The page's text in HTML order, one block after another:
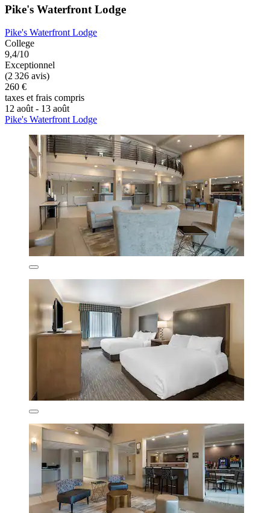
Pike's Waterfront Lodge
Pike's Waterfront Lodge
College
9,4/10
Exceptionnel
(2 326 avis)
260 €
taxes et frais compris
12 août - 13 août
Pike's Waterfront Lodge